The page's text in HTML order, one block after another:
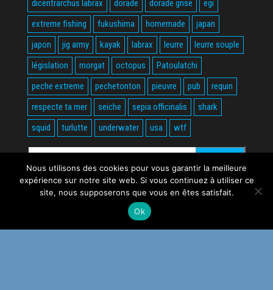
dicentrarchus labrax
dorade dorade grise
egi
extreme fishing
fukushima homemade
japan
japon
jig army kayak labrax leurre
leurre souple
législation
morgat octopus
Patoulatchi
peche extreme
pechetonton pieuvre pub
requin
respecte ta mer
seiche sepia officinalis
shark
squid
turlutte underwater usa wtf
Rechercher :
WordPress
Nous utilisons des cookies pour vous garantir la meilleure
expérience sur notre site web. Si vous continuez à utiliser ce
site, nous supposerons que vous en êtes satisfait.
Ok